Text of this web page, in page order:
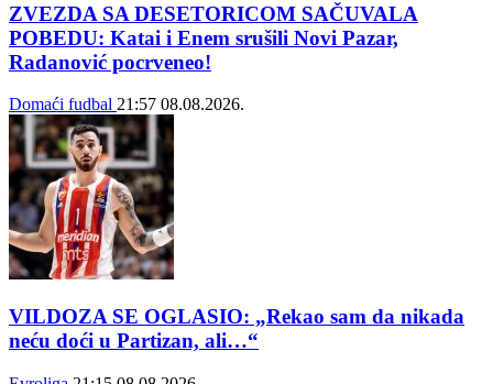
ZVEZDA SA DESETORICOM SAČUVALA
POBEDU: Katai i Enem srušili Novi Pazar,
Radanović pocrveneo!
Domaći fudbal 21:57 08.08.2026.
VILDOZA SE OGLASIO: „Rekao sam da nikada
neću doći u Partizan, ali…“